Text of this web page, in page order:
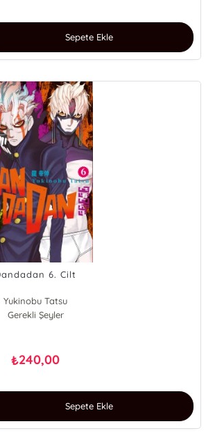
Sepete Ekle
6. Cilt
Yukinobu Tatsu
Gerekli Şeyler
₺240,00
Sepete Ekle